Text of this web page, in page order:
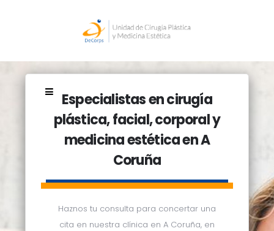
Especialistas en cirugía
plástica, facial, corporal y
medicina estética en A
Coruña
Haznos tu consulta para concertar una
cita en nuestra clínica en A Coruña, en